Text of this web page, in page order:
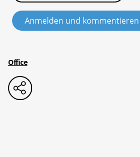
Anmelden und kommentieren
Office